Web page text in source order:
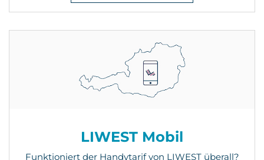
LIWEST Mobil
Funktioniert der Handytarif von LIWEST überall?